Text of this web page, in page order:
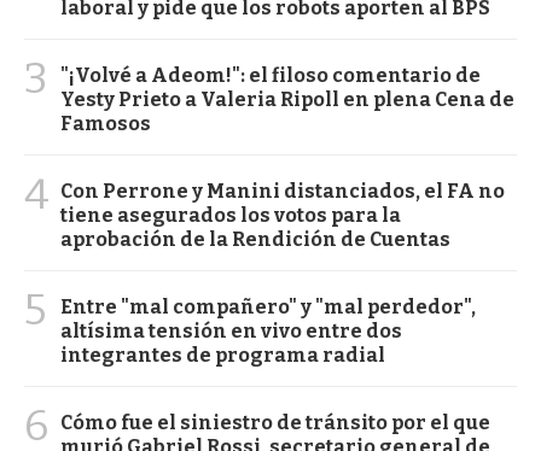
laboral y pide que los robots aporten al BPS
3
"¡Volvé a Adeom!": el filoso comentario de
Yesty Prieto a Valeria Ripoll en plena Cena de
Famosos
4 Con Perrone y Manini distanciados, el FA no
tiene asegurados los votos para la
aprobación de la Rendición de Cuentas
5
Entre "mal compañero" y "mal perdedor",
altísima tensión en vivo entre dos
integrantes de programa radial
6
Cómo fue el siniestro de tránsito por el que